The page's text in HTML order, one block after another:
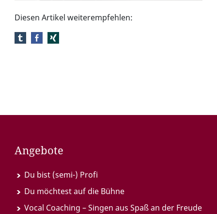
Diesen Artikel weiterempfehlen:
Angebote
Du bist (semi-) Profi
Du möchtest auf die Bühne
Vocal Coaching – Singen aus Spaß an der Freude